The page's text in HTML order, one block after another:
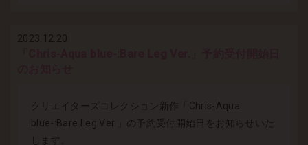
2023.12.20
クリエイターズコレクション新作「Chris-Aqua
blue-:Bare Leg Ver.」の予約受付開始日をお知らせいた
します。